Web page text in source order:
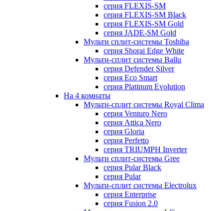
серия FLEXIS-SM
серия FLEXIS-SM Black
серия FLEXIS-SM Gold
серия JADE-SM Gold
Мульти сплит-системы Toshiba
серия Shorai Edge White
Мульти-сплит системы Ballu
серия Defender Silver
серия Eco Smart
серия Platinum Evolution
На 4 комнаты
Мульти-сплит системы Royal Clima
серия Venturo Nero
серия Attica Nero
серия Gloria
серия Perfetto
серия TRIUMPH Inverter
Мульти сплит-системы Gree
серия Pular Black
серия Pular
Мульти-сплит системы Electrolux
серия Enterprise
серия Fusion 2.0